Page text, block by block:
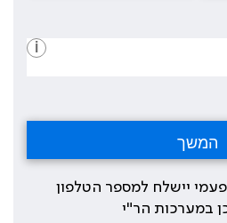
i
יישלח למספר הטלפון
במערכות הר"י